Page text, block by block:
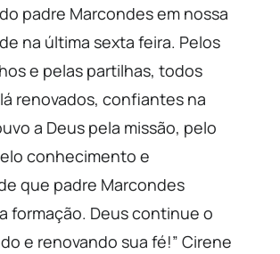
padre Marcondes em nossa
na última sexta feira. Pelos
e pelas partilhas, todos
renovados, confiantes na
a Deus pela missão, pelo
conhecimento e
que padre Marcondes
formação. Deus continue o
e renovando sua fé!” Cirene